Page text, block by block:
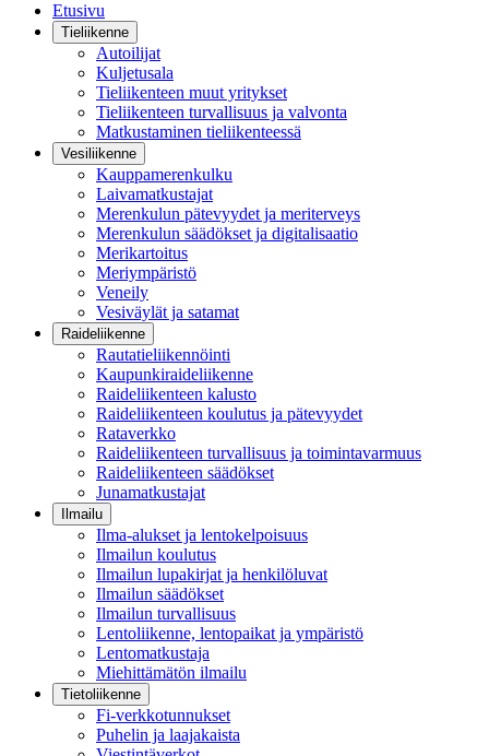
Etusivu
Tieliikenne
Autoilijat
Kuljetusala
Tieliikenteen muut yritykset
Tieliikenteen turvallisuus ja valvonta
Matkustaminen tieliikenteessä
Vesiliikenne
Kauppamerenkulku
Laivamatkustajat
Merenkulun pätevyydet ja meriterveys
Merenkulun säädökset ja digitalisaatio
Merikartoitus
Meriympäristö
Veneily
Vesiväylät ja satamat
Raideliikenne
Rautatieliikennöinti
Kaupunkiraideliikenne
Raideliikenteen kalusto
Raideliikenteen koulutus ja pätevyydet
Rataverkko
Raideliikenteen turvallisuus ja toimintavarmuus
Raideliikenteen säädökset
Junamatkustajat
Ilmailu
Ilma-alukset ja lentokelpoisuus
Ilmailun koulutus
Ilmailun lupakirjat ja henkilöluvat
Ilmailun säädökset
Ilmailun turvallisuus
Lentoliikenne, lentopaikat ja ympäristö
Lentomatkustaja
Miehittämätön ilmailu
Tietoliikenne
Fi-verkkotunnukset
Puhelin ja laajakaista